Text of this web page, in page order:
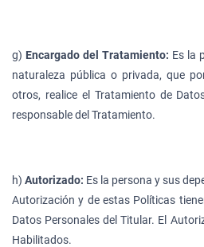
g) Encargado del Tratamiento: Es la
naturaleza pública o privada, que
otros, realice el Tratamiento de
responsable del Tratamiento.
h) Autorizado: Es la persona y sus
Autorización y de estas Políticas
Datos Personales del Titular. El
Habilitados.